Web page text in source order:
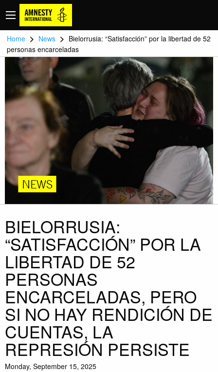
Home > News > Bielorrusia: “Satisfacción” por la libertad de 52
personas encarceladas
NEWS
BIELORRUSIA:
“SATISFACCIÓN” POR LA
LIBERTAD DE 52
PERSONAS
ENCARCELADAS, PERO
SI NO HAY RENDICIÓN DE
CUENTAS, LA
REPRESIÓN PERSISTE
Monday, September 15, 2025